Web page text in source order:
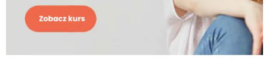
Interesują mnie wydarzenia z